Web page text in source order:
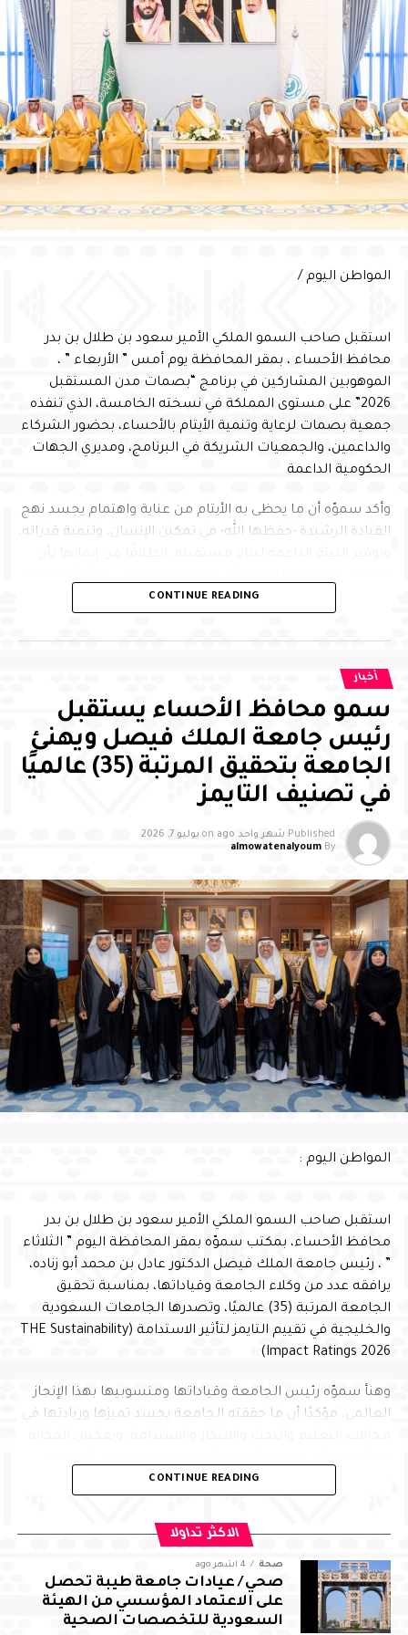
الرشيدة -حفظها الله- لقطاع الطيران والمطارات، مؤكدًا أن هذا
الدعم أسهم في تطوير البنية التحتية ورفع كفاءة الخدمات ، بما
انعكس على أداء مطارات الدمام، ومن بينها مطار الأحساء
الدولي، مثمنًا جهود شركة مطارات الدمام في تطوير مطار
الأحساء الدولي، والارتقاء بجودة خدماته، وتوسيع شبكة
الرحلات، وتحسين تجربة المسافرين، مؤكدًا أهمية مواصلة
العمل بما يواكب مستهدفات رؤية السعودية 2030، ويعزز
مكانة الأحساء وجهةً اقتصاديةً وسياحيةً ولوجستيةً واعدةً
وعبّر المهندس الحسني عن شكره لسمو محافظ الأحساء على
دعمه واهتمامه المستمر بتطوير منظومة النقل الجوي
التشغيل، بما يسهم في الارتقاء بتجربة المسافرين، وتقديم
المواطن اليوم /
استقبل صاحب السمو الملكي الأمير سعود بن طلال بن بدر
محافظ الأحساء ، بمقر المحافظة يوم أمس ” الأربعاء ” ،
الموهوبين المشاركين في برنامج “بصمات مدن المستقبل
2026” على مستوى المملكة في نسخته الخامسة، الذي تنفذه
جمعية بصمات لرعاية وتنمية الأيتام بالأحساء، بحضور الشركاء
والداعمين، والجمعيات الشريكة في البرنامج، ومديري الجهات
الحكومية الداعمة
وأكد سموّه أن ما يحظى به الأيتام من عناية واهتمام يجسد نهج
القيادة الرشيدة -حفظها الله- في تمكين الإنسان، وتنمية قدراته،
النوعية التي تجمع التعليم والابتكار وبناء الشخصية تسهم في
الإسهام بفاعلية في مسيرة التنمية، وتحقيق مستهدفات رؤية
وأشاد سمو محافظ الأحساء بالجهود التي تبذلها جمعية
بصمات لرعاية وتنمية الأيتام بالأحساء، وما تقدمه من مبادرات
وبرامج نوعية أسهمت في تمكين الأيتام علميًا ومهاريًا
واجتماعيًا، وتنمية قدراتهم، وتعزيز ثقتهم بأنفسهم، وإيجاد بيئة
محفزة للإبداع والتميز، مثمنًا دور الشركاء والداعمين والجهات
الحكومية في إنجاح البرنامج، مؤكدًا أن تكامل الجهود بين
القطاع غير الربحي والجهات الحكومية والقطاع الخاص يمثل
ركيزة أساسية لتعظيم الأثر المستدام، وتعزيز المسؤولية
المجتمعية، وتمكين الأجيال الواعدة من الإسهام في بناء
مستقبل الوطن
بها المحافظة في استضافة البرامج الوطنية النوعية، ويؤكد ما
مستهدفات رؤية المملكة 2030
وأعرب عضو مجلس إدارة جمعية بصمات المشرف العلمي على
البرنامج الدكتور عبدالله الجغيمان، عن شكره لسمو محافظ
الأحساء، على دعمه المتواصل واهتمامه الكبير ببرامج الجمعية
ومبادراتها، مشيرًا إلى أن النسخة الحالية للبرنامج يشارك فيها
مختلف مناطق المملكة والأحساء
وأوضح أن البرنامج يأتي امتدادًا لأربع نسخ سابقة قدمتها
CONTINUE READING
أخبار
سمو محافظ الأحساء يستقبل
رئيس جامعة الملك فيصل ويهنئ
الجامعة بتحقيق المرتبة (35) عالميًا
في تصنيف التايمز
Published شهر واحد ago on يوليو 7, 2026
By
almowatenalyoum
المواطن اليوم :
استقبل صاحب السمو الملكي الأمير سعود بن طلال بن بدر
محافظ الأحساء، بمكتب سموّه بمقر المحافظة اليوم ” الثلاثاء
” ، رئيس جامعة الملك فيصل الدكتور عادل بن محمد أبو زناده،
يرافقه عدد من وكلاء الجامعة وقياداتها، بمناسبة تحقيق
الجامعة المرتبة (35) عالميًا، وتصدرها الجامعات السعودية
والخليجية في تقييم التايمز لتأثير الاستدامة (THE Sustainability
Impact Ratings 2026)
وهنأ سموّه رئيس الجامعة وقياداتها ومنسوبيها بهذا الإنجاز
العالمي، مؤكدًا أن ما حققته الجامعة يجسد تميزها وريادتها في
بفضل ما تحظى به من دعم وتمكين من القيادة الرشيدة -أيدها
المملكة وحضورها في المؤشرات الدولية، متمنيًا للجامعة
ومنسوبيها دوام التوفيق ومواصلة تحقيق المزيد من النجاحات
CONTINUE READING
الاكثر تداولا
صحة 4 أشهر ago
صحي / عيادات جامعة طيبة تحصل
على الاعتماد المؤسسي من الهيئة
السعودية للتخصصات الصحية